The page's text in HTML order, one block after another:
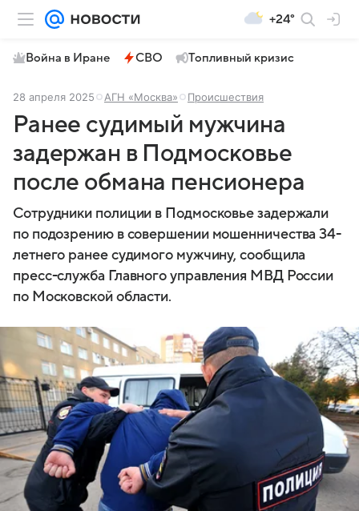
+24°
Война в Иране СВО Топливный кризис
28 апреля 2025 АГН «Москва» Происшествия
Ранее судимый мужчина
задержан в Подмосковье
после обмана пенсионера
Сотрудники полиции в Подмосковье задержали
по подозрению в совершении мошенничества 34-
летнего ранее судимого мужчину, сообщила
пресс-служба Главного управления МВД России
по Московской области.